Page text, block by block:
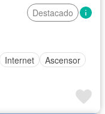
Destacado
Internet
Ascensor